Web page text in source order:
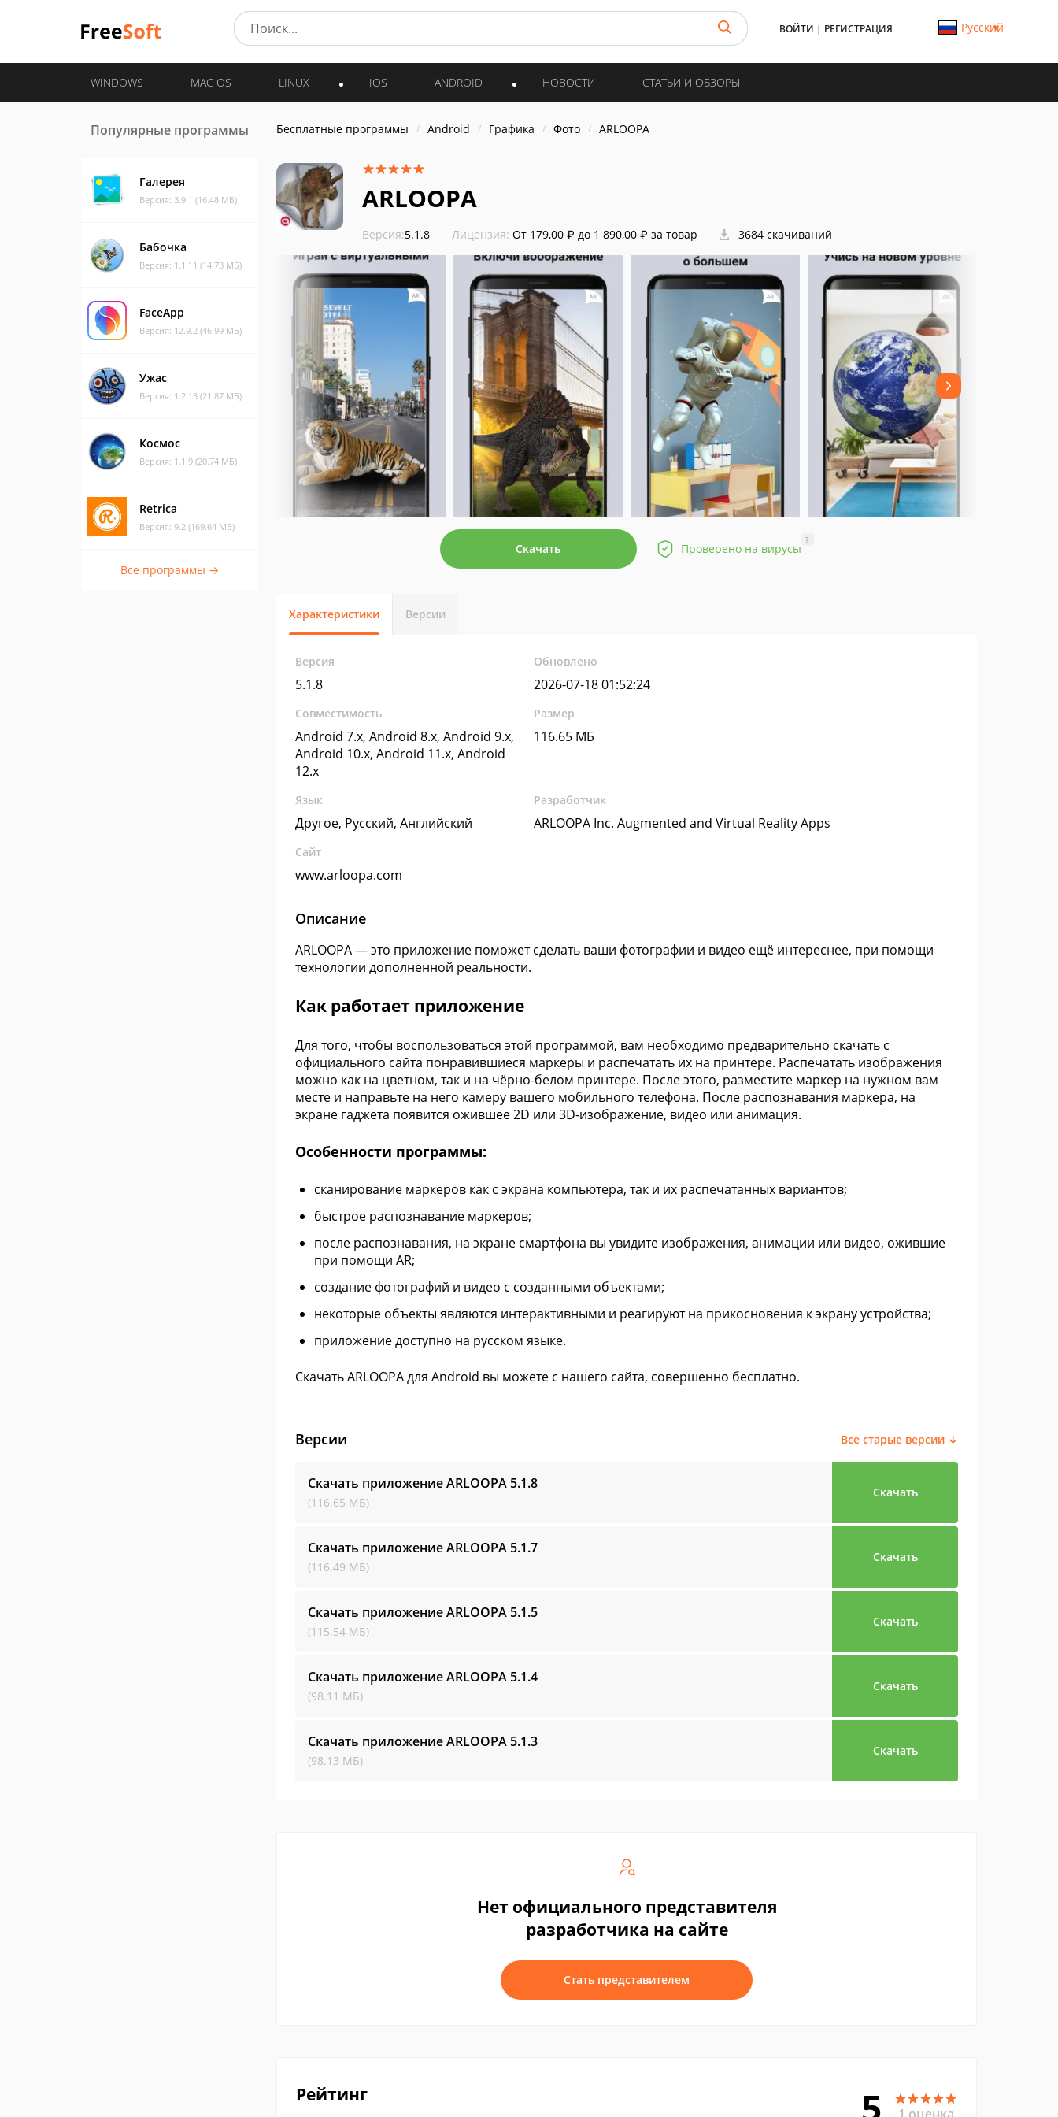
ВОЙТИ | РЕГИСТРАЦИЯ Русский
WINDOWS MAC OS LINUX IOS ANDROID НОВОСТИ СТАТЬИ И ОБЗОРЫ
Популярные программы
Галерея
Версия: 3.9.1 (16.48 МБ)
Бабочка
Версия: 1.1.11 (14.73 МБ)
FaceApp
Версия: 12.9.2 (46.99 МБ)
Ужас
Версия: 1.2.13 (21.87 МБ)
Космос
Версия: 1.1.9 (20.74 МБ)
Retrica
Версия: 9.2 (169.64 МБ)
Все программы →
Бесплатные программы Android Графика Фото ARLOOPA
ARLOOPA
Версия:5.1.8 Лицензия: От 179,00 ₽ до 1 890,00 ₽ за товар 3684 скачиваний
Скачать Проверено на вирусы
?
Характеристики Версии
Версия
5.1.8
Обновлено
2026-07-18 01:52:24
Совместимость
Android 7.x, Android 8.x, Android 9.x,
Android 10.x, Android 11.x, Android
12.x
Размер
116.65 МБ
Язык
Другое, Русский, Английский
Разработчик
ARLOOPA Inc. Augmented and Virtual Reality Apps
Сайт
www.arloopa.com
Описание
ARLOOPA — это приложение поможет сделать ваши фотографии и видео ещё интереснее, при помощи
технологии дополненной реальности.
Как работает приложение
Для того, чтобы воспользоваться этой программой, вам необходимо предварительно скачать с
официального сайта понравившиеся маркеры и распечатать их на принтере. Распечатать изображения
можно как на цветном, так и на чёрно-белом принтере. После этого, разместите маркер на нужном вам
месте и направьте на него камеру вашего мобильного телефона. После распознавания маркера, на
экране гаджета появится ожившее 2D или 3D-изображение, видео или анимация.
Особенности программы:
сканирование маркеров как с экрана компьютера, так и их распечатанных вариантов;
быстрое распознавание маркеров;
после распознавания, на экране смартфона вы увидите изображения, анимации или видео, ожившие
при помощи AR;
создание фотографий и видео с созданными объектами;
некоторые объекты являются интерактивными и реагируют на прикосновения к экрану устройства;
приложение доступно на русском языке.
Скачать ARLOOPA для Android вы можете с нашего сайта, совершенно бесплатно.
Версии Все старые версии ↓
Скачать приложение ARLOOPA 5.1.8
(116.65 МБ)
Скачать
Скачать приложение ARLOOPA 5.1.7
(116.49 МБ)
Скачать
Скачать приложение ARLOOPA 5.1.5
(115.54 МБ)
Скачать
Скачать приложение ARLOOPA 5.1.4
(98.11 МБ)
Скачать
Скачать приложение ARLOOPA 5.1.3
(98.13 МБ)
Скачать
Нет официального представителя
разработчика на сайте
Стать представителем
Рейтинг